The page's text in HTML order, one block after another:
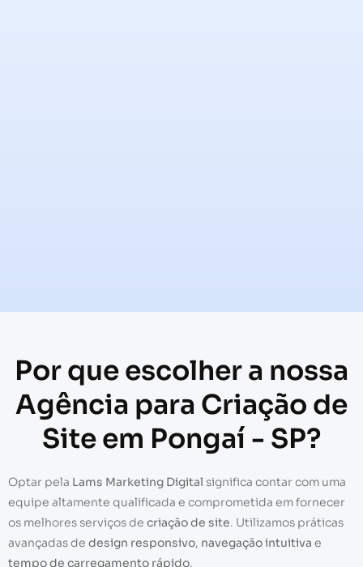
Por que escolher a nossa
Agência para Criação de
Site em Pongaí - SP?
Optar pela Lams Marketing Digital significa contar com uma
equipe altamente qualificada e comprometida em fornecer
os melhores serviços de criação de site. Utilizamos práticas
avançadas de design responsivo, navegação intuitiva e
tempo de carregamento rápido.